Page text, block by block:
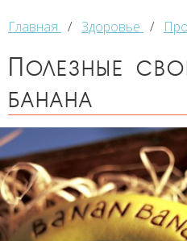
Главная / Здоровье /
Полезные
банана